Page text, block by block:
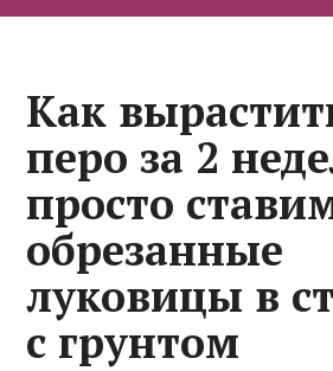
Как
перо за 2
просто
обрезанные
луковицы в
с грунтом